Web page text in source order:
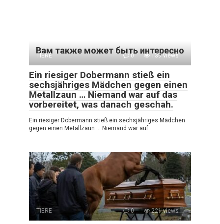
Вам также может быть интересно
TIERE 0 139 views
Ein riesiger Dobermann stieß ein
sechsjähriges Mädchen gegen einen
Metallzaun … Niemand war auf das
vorbereitet, was danach geschah.
Ein riesiger Dobermann stieß ein sechsjähriges Mädchen
gegen einen Metallzaun … Niemand war auf
TIERE 0 221 views